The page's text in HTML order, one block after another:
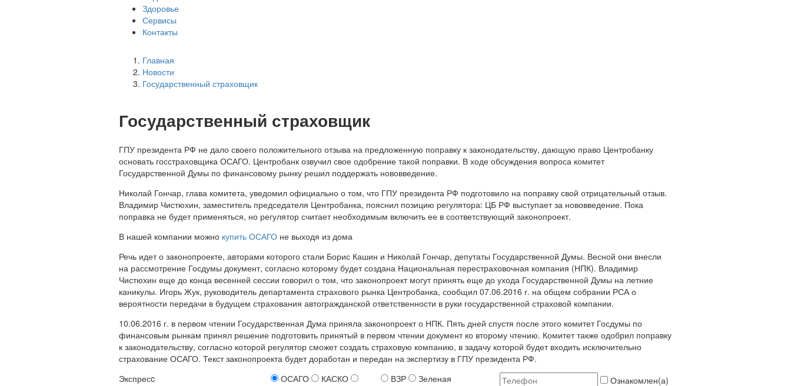
Здоровье
Сервисы
Контакты
Главная
Новости
Государственный страховщик
Государственный страховщик
ГПУ президента РФ не дало своего положительного отзыва на предложенную поправку к законодательству, дающую право Центробанку
основать госстраховщика ОСАГО. Центробанк озвучил свое одобрение такой поправки. В ходе обсуждения вопроса комитет
Государственной Думы по финансовому рынку решил поддержать нововведение.
Николай Гончар, глава комитета, уведомил официально о том, что ГПУ президента РФ подготовило на поправку свой отрицательный отзыв.
Владимир Чистюхин, заместитель председателя Центробанка, пояснил позицию регулятора: ЦБ РФ выступает за нововведение. Пока
поправка не будет применяться, но регулятор считает необходимым включить ее в соответствующий законопроект.
В нашей компании можно купить ОСАГО не выходя из дома
Речь идет о законопроекте, авторами которого стали Борис Кашин и Николай Гончар, депутаты Государственной Думы. Весной они внесли
на рассмотрение Госдумы документ, согласно которому будет создана Национальная перестраховочная компания (НПК). Владимир
Чистюхин еще до конца весенней сессии говорил о том, что законопроект могут принять еще до ухода Государственной Думы на летние
каникулы. Игорь Жук, руководитель департамента страхового рынка Центробанка, сообщил 07.06.2016 г. на общем собрании РСА о
вероятности передачи в будущем страхования автогражданской ответственности в руки государственной страховой компании.
10.06.2016 г. в первом чтении Государственная Дума приняла законопроект о НПК. Пять дней спустя после этого комитет Госдумы по
финансовым рынкам принял решение подготовить принятый в первом чтении документ ко второму чтению. Комитет также одобрил поправку
к законодательству, согласно которой регулятор сможет создать страховую компанию, в задачу которой будет входить исключительно
страхование ОСАГО. Текст законопроекта будет доработан и передан на экспертизу в ГПУ президента РФ.
Экспресc
ОСАГО
КАСКО
ВЗР
Зеленая
Ознакомлен(а)